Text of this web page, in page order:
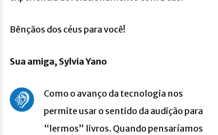
Bênçãos dos céus para você!
Sua amiga, Sylvia Yano
Como o avanço da tecnologia nos
permite usar o sentido da audição para
“lermos” livros. Quando pensaríamos